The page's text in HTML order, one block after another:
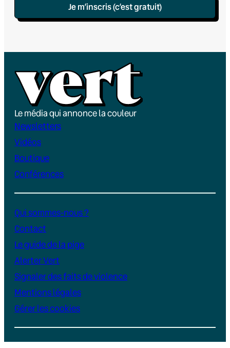
Je m’inscris (c’est gratuit)
Le média qui annonce la couleur
Newsletters
Vidéos
Boutique
Conférences
Qui sommes-nous ?
Contact
Le guide de la pige
Alerter Vert
Signaler des faits de violence
Mentions légales
Gérer les cookies